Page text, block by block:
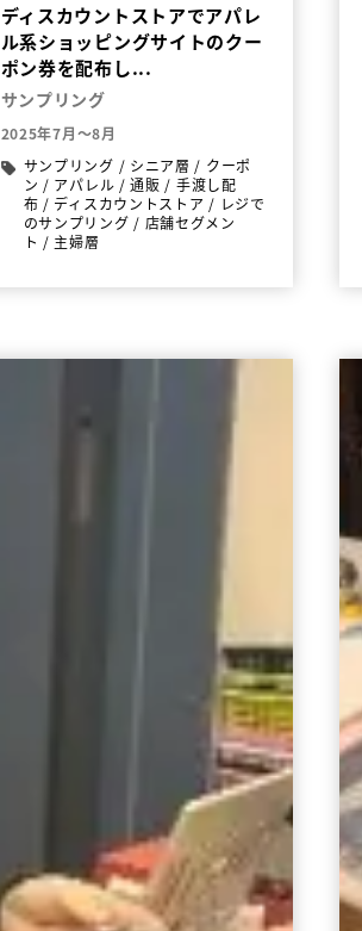
ディスカウントストアでアパレ
ル系ショッピングサイトのクー
ポン券を配布し...
サンプリング
2025年7月～8月
サンプリング / シニア層 / クーポ
ン / アパレル /通販 / 手渡し配
布 / ディスカウントストア / レジで
のサンプリング / 店舗セグメン
ト / 主婦層